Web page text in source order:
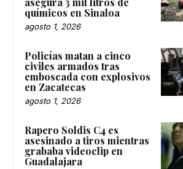
químicos en Sinaloa
agosto 1, 2026
Policías matan a cinco
civiles armados tras
emboscada con explosivos
en Zacatecas
agosto 1, 2026
Rapero Soldis C4 es
asesinado a tiros mientras
grababa videoclip en
Guadalajara